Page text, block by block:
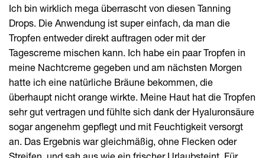
Ich bin wirklich mega überrascht von diesen Tanning
Drops. Die Anwendung ist super einfach, da man die
Tropfen entweder direkt auftragen oder mit der
Tagescreme mischen kann. Ich habe ein paar Tropfen in
meine Nachtcreme gegeben und am nächsten Morgen
hatte ich eine natürliche Bräune bekommen, die
überhaupt nicht orange wirkte. Meine Haut hat die Tropfen
sehr gut vertragen und fühlte sich dank der Hyaluronsäure
sogar angenehm gepflegt und mit Feuchtigkeit versorgt
an. Das Ergebnis war gleichmäßig, ohne Flecken oder